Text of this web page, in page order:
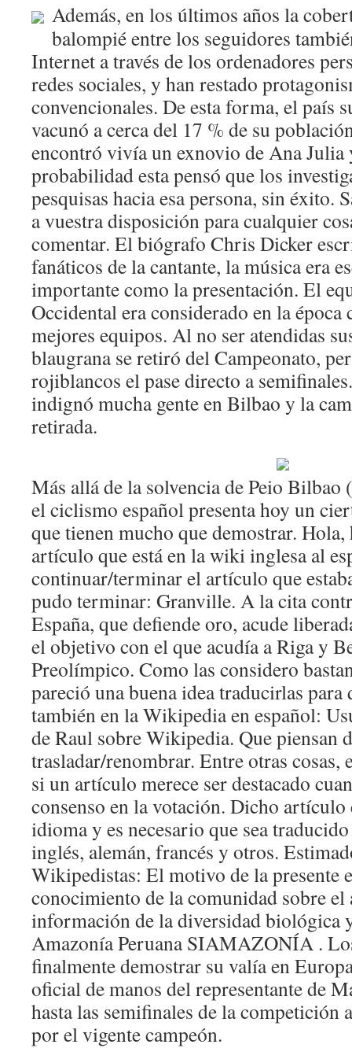
Además, en los últimos años la
balompié entre los seguidores
Internet a través de los ordenadores
redes sociales, y han restado
convencionales. De esta forma, el país
vacunó a cerca del 17 % de su
encontró vivía un exnovio de Ana Julia
probabilidad esta pensó que los
pesquisas hacia esa persona, sin éxito.
a vuestra disposición para cualquier
comentar. El biógrafo Chris Dicker
fanáticos de la cantante, la música era
importante como la presentación. El
Occidental era considerado en la época
mejores equipos. Al no ser atendidas
blaugrana se retiró del Campeonato,
rojiblancos el pase directo a
indignó mucha gente en Bilbao y la
retirada.
Más allá de la solvencia de Peio
el ciclismo español presenta hoy un
que tienen mucho que demostrar.
artículo que está en la wiki inglesa al
continuar/terminar el artículo que
pudo terminar: Granville. A la cita
España, que defiende oro, acude
el objetivo con el que acudía a Riga y
Preolímpico. Como las considero
pareció una buena idea traducirlas para
también en la Wikipedia en español:
de Raul sobre Wikipedia. Que piensan
trasladar/renombrar. Entre otras cosas,
si un artículo merece ser destacado
consenso en la votación. Dicho artículo
idioma y es necesario que sea
inglés, alemán, francés y otros.
Wikipedistas: El motivo de la presente
conocimiento de la comunidad sobre
información de la diversidad biológica
Amazonía Peruana SIAMAZONÍA .
finalmente demostrar su valía en
oficial de manos del representante de
hasta las semifinales de la competición
por el vigente campeón.